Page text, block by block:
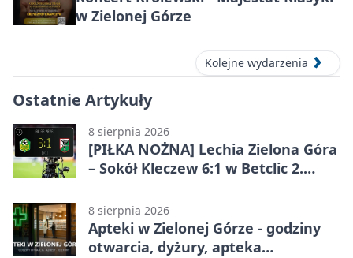
w Zielonej Górze
Kolejne wydarzenia
Ostatnie Artykuły
8 sierpnia 2026
[PIŁKA NOŻNA] Lechia Zielona Góra
– Sokół Kleczew 6:1 w Betclic 2.
urządzili sobie festiwal strzelecki
8 sierpnia 2026
Apteki w Zielonej Górze - godziny
otwarcia, dyżury, apteka